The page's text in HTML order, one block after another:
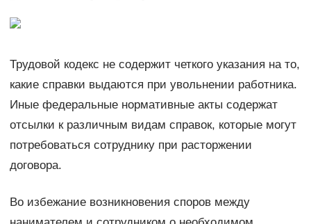
Трудовой кодекс не содержит четкого указания на то,
какие справки выдаются при увольнении работника.
Иные федеральные нормативные акты содержат
отсылки к различным видам справок, которые могут
потребоваться сотруднику при расторжении
договора.
Во избежание возникновения споров между